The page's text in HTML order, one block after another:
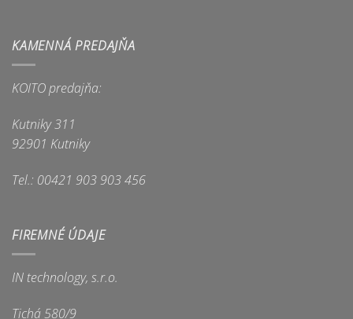
KAMENNÁ PREDAJŇA
KOITO predajňa:
Kutniky 311
92901 Kutniky
Tel.: 00421 903 903 456
FIREMNÉ ÚDAJE
IN technology, s.r.o.
Tichá 580/9